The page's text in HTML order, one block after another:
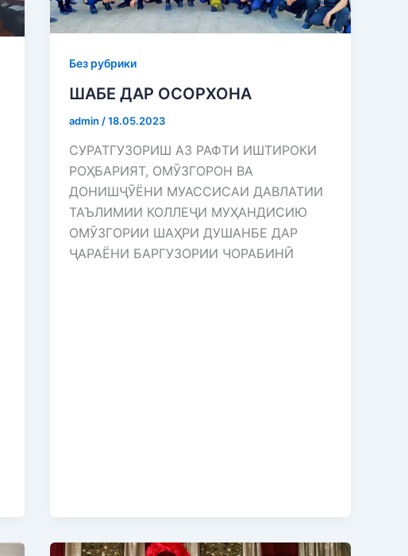
Без рубрики
ШАБЕ ДАР ОСОРХОНА
admin /18.05.2023
СУРАТГУЗОРИШ АЗ РАФТИ ИШТИРОКИ
РОҲБАРИЯТ, ОМӮЗГОРОН ВА
ДОНИШҶӮЁНИ МУАССИСАИ ДАВЛАТИИ
ТАЪЛИМИИ КОЛЛЕҶИ МУҲАНДИСИЮ
ОМӮЗГОРИИ ШАҲРИ ДУШАНБЕ ДАР
ҶАРАЁНИ БАРГУЗОРИИ ЧОРАБИНӢ